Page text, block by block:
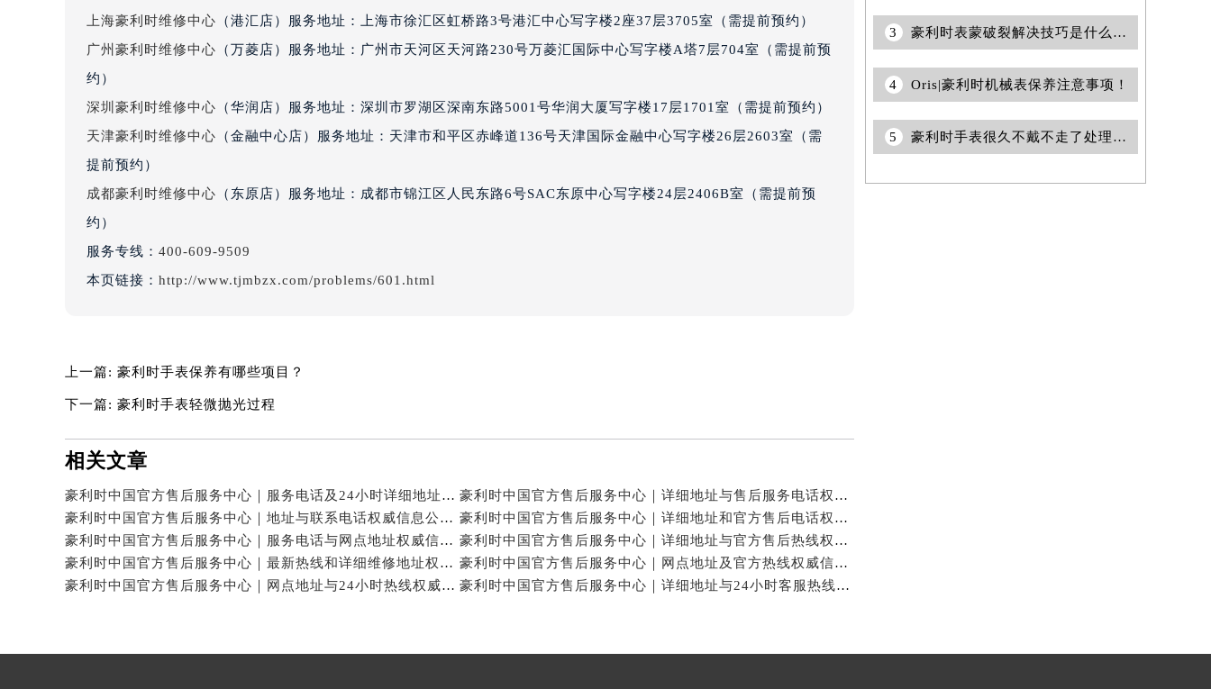
辽宁省辽阳市白塔区新运大街豪利时售后服务中心（需提前预约）
辽宁省盘锦市兴隆台区石油大街豪利时售后服务中心（需提前预约）
辽宁省沈阳市沈河区中街路83号亨得利名表维修授权店1楼豪利时售后服务中心（需提前预约）
北京市东城区东长安街1号王府井东方广场W3座6层602室豪利时售后服务中心（需提前预约）
内蒙古自治区阿拉善盟市左旗土尔扈特大街豪利时售后服务中心（需提前预约）
内蒙古自治区巴彦淖尔市临河区新华街豪利时售后服务中心（需提前预约）
内蒙古自治区呼伦贝尔市海拉尔区中央街豪利时售后服务中心（需提前预约）
内蒙古自治区通辽市科尔沁区明仁大街豪利时售后服务中心（需提前预约）
内蒙古自治区兴安盟市乌兰浩特市兴安大街豪利时售后服务中心（需提前预约）
山西省大同市平城区迎宾街豪利时售后服务中心（需提前预约）
山西省晋城市城区黄华街豪利时售后服务中心（需提前预约）
山西省晋中市榆次区顺城街豪利时售后服务中心（需提前预约）
山西省朔州市朔城区怡西路与鄯阳西街交汇处豪利时售后服务中心（需提前预约）
上海豪利时维修中心 （港汇店）服务地址：上海市徐汇区虹桥路3号港汇中心写字楼2座37层3705室（需提前预约）
广州豪利时维修中心 （万菱店）服务地址：广州市天河区天河路230号万菱汇国际中心写字楼A塔7层704室（需提前预
约）
深圳豪利时维修中心 （华润店）服务地址：深圳市罗湖区深南东路5001号华润大厦写字楼17层1701室（需提前预约）
天津豪利时维修中心 （金融中心店）服务地址：天津市和平区赤峰道136号天津国际金融中心写字楼26层2603室（需
提前预约）
成都豪利时维修中心 （东原店）服务地址：成都市锦江区人民东路6号SAC东原中心写字楼24层2406B室（需提前预
约）
服务专线： 400-609-9509
本页链接： http://www.tjmbzx.com/problems/601.html
上一篇: 豪利时手表保养有哪些项目？
下一篇: 豪利时手表轻微抛光过程
相关文章
豪利时中国官方售后服务中心｜服务电话及24小时详细地址权威信息公示（2026年7月最新）
豪利时中国官方售后服务中心｜详细地址与售后服务电话权威信息公示（2026年7月最新）
豪利时中国官方售后服务中心｜地址与联系电话权威信息公示（2026年7月最新）
豪利时中国官方售后服务中心｜详细地址和官方售后电话权威信息公示（2026年7月最新）
豪利时中国官方售后服务中心｜服务电话与网点地址权威信息公示（2026年7月最新）
豪利时中国官方售后服务中心｜详细地址与官方售后热线权威信息公示（2026年7月最新）
豪利时中国官方售后服务中心｜最新热线和详细维修地址权威信息公示（2026年7月最新）
豪利时中国官方售后服务中心｜网点地址及官方热线权威信息公示（2026年7月最新）
豪利时中国官方售后服务中心｜网点地址与24小时热线权威信息公示（2026年7月最新）
豪利时中国官方售后服务中心｜详细地址与24小时客服热线权威信息公示（2026年7月最新）
3 豪利时表蒙破裂解决技巧是什么(豪利时表蒙破裂怎么办)
4 Oris|豪利时机械表保养注意事项！
5 豪利时手表很久不戴不走了处理办法大全